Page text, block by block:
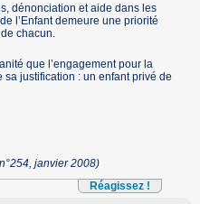
dénonciation et aide dans les
l’Enfant demeure une priorité
chacun.
que l’engagement pour la
sa justification : un enfant privé de
n°254, janvier 2008)
Réagissez !